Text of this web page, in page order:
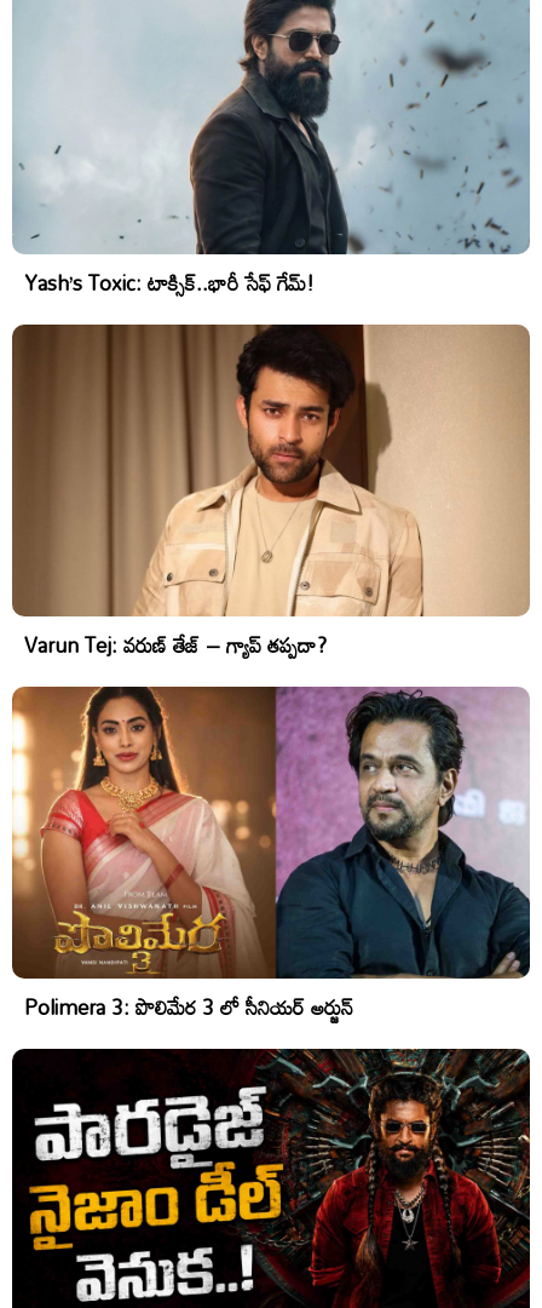
Yash’s Toxic: టాక్సిక్..భారీ సేఫ్ గేమ్!
Varun Tej: వరుణ్ తేజ్ – గ్యాప్ తప్పదా?
Polimera 3: పొలిమేర 3 లో సీనియర్ అర్జున్